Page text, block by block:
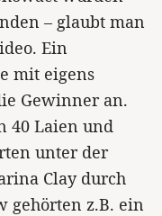
– glaubt man
Ein
mit eigens
Gewinner an.
40 Laien und
unter der
Clay durch
gehörten z.B. ein